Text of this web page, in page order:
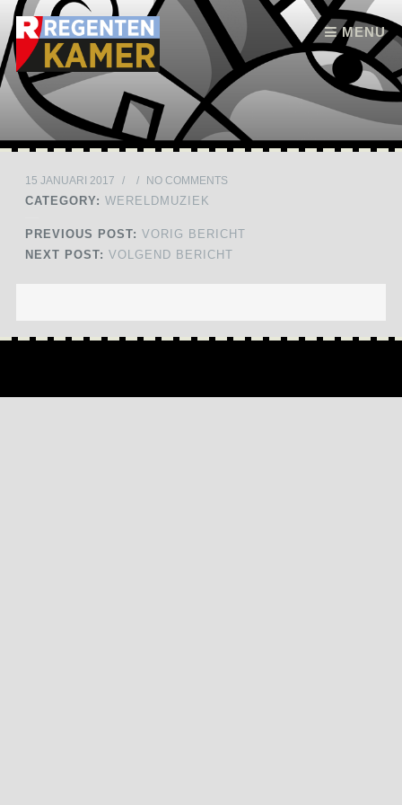
MENU
Skip to content
15 JANUARI 2017 / / NO COMMENTS
CATEGORY: WERELDMUZIEK
PREVIOUS POST: VORIG BERICHT
NEXT POST: VOLGEND BERICHT